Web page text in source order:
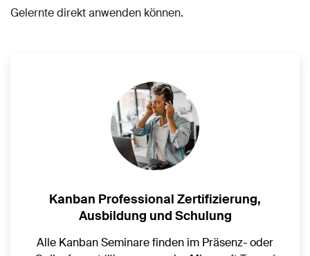
Gelernte direkt anwenden können.
Kanban Professional Zertifizierung,
Ausbildung und Schulung
Alle Kanban Seminare finden im Präsenz- oder